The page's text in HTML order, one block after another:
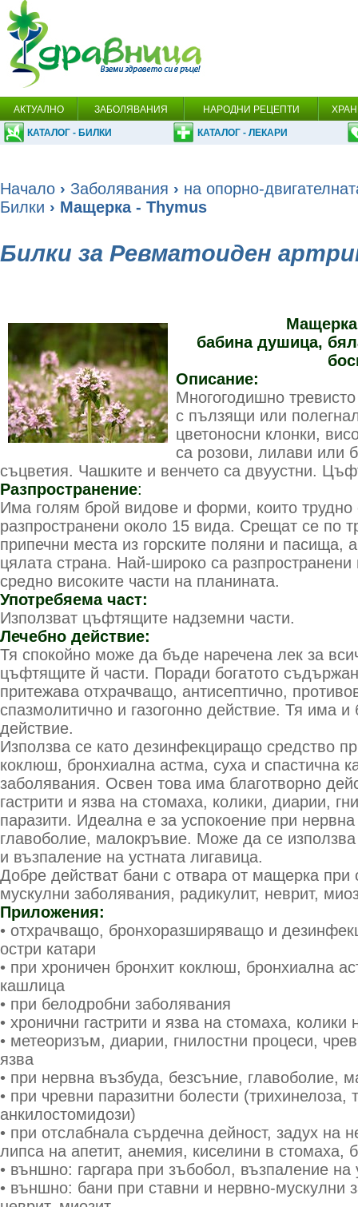
АКТУАЛНО ЗАБОЛЯВАНИЯ НАРОДНИ РЕЦЕПТИ
КАТАЛОГ - БИЛКИ КАТАЛОГ - ЛЕКАРИ
Начало › Заболявания › на опорно-
Билки › Мащерка - Thymus
Билки за Ревматоиден
бабина душица,
Описание:
Многогодишно
с пълзящи или
цветоносни клонки,
са розови, лилави или
съцветия. Чашките и венчето са двуустни.
Разпространение:
Има голям брой видове и форми, които трудно
разпространени около 15 вида. Срещат се по
припечни места из горските поляни и пасища,
цялата страна. Най-широко са
средно високите части на планината.
Употребяема част:
Използват цъфтящите надземни части.
Лечебно действие:
Тя спокойно може да бъде наречена лек за
цъфтящите й части. Поради богатото
притежава отхрачващо, антисептично,
спазмолитично и газогонно действие. Тя има
действие.
Използва се като дезинфекциращо средство
коклюш, бронхиална астма, суха и спастична
заболявания. Освен това има благотворно
гастрити и язва на стомаха, колики, диарии,
паразити. Идеална е за успокоение при
главоболие, малокръвие. Може да се използва
и възпаление на устната лигавица.
Добре действат бани с отвара от мащерка при
мускулни заболявания, радикулит, неврит,
Приложения:
• отхрачващо, бронхоразширяващо и
остри катари
• при хроничен бронхит коклюш, бронхиална
кашлица
• при белодробни заболявания
• хронични гастрити и язва на стомаха, колики
• метеоризъм, диарии, гнилостни процеси,
язва
• при нервна възбуда, безсъние, главоболие,
• при чревни паразитни болести (трихинелоза,
анкилостомидози)
• при отслабнала сърдечна дейност, задух на
липса на апетит, анемия, киселини в стомаха,
• външно: гаргара при зъбобол, възпаление на
• външно: бани при ставни и нервно-мускулни